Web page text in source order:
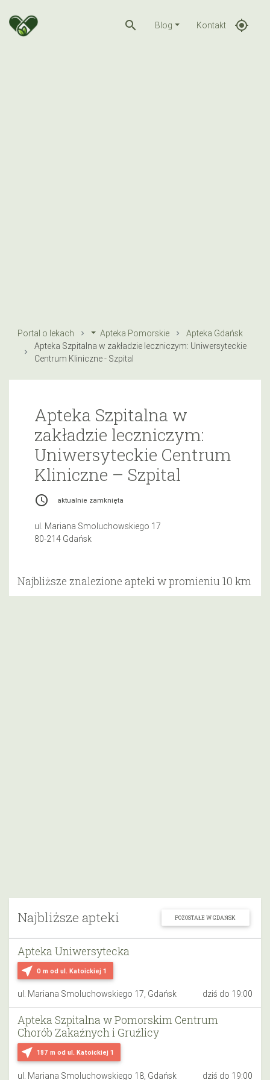
search Blog Kontakt gps_fixed
Portal o lekach Apteka Pomorskie
Apteka Gdańsk
Apteka Szpitalna w zakładzie leczniczym: Uniwersyteckie
Centrum Kliniczne - Szpital
Najbliższe apteki POZOSTAŁE W GDAŃSK
near_me 0 m od ul. Katoickiej 1
Apteka Uniwersytecka
ul. Mariana Smoluchowskiego 17, Gdańsk dziś do 19:00
near_me 187 m od ul. Katoickiej 1
Apteka Szpitalna w Pomorskim Centrum
Chorób Zakaźnych i Gruźlicy
ul. Mariana Smoluchowskiego 18, Gdańsk dziś do 19:00
Apteka Szpitalna w
zakładzie leczniczym:
Uniwersyteckie Centrum
Kliniczne – Szpital
access_time aktualnie zamknięta
ul. Mariana Smoluchowskiego 17
80-214 Gdańsk
Najbliższe znalezione apteki w promieniu 10 km